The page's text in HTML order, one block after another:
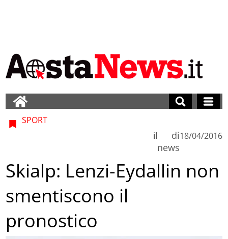
SPORT
di
news
il 18/04/2016
Skialp: Lenzi-Eydallin non
smentiscono il
pronostico